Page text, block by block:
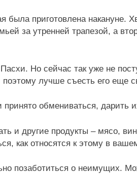
была приготовлена накануне.
за утренней трапезой, а
Но сейчас так уже не
поэтому лучше съесть его еще
обмениваться, дарить
и другие продукты – мясо,
как относятся к этому в
позаботиться о неимущих.